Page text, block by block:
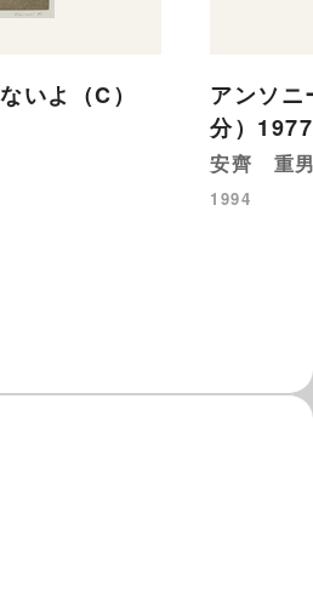
いよ（C）
アンソ
分）
安齊 重
1994